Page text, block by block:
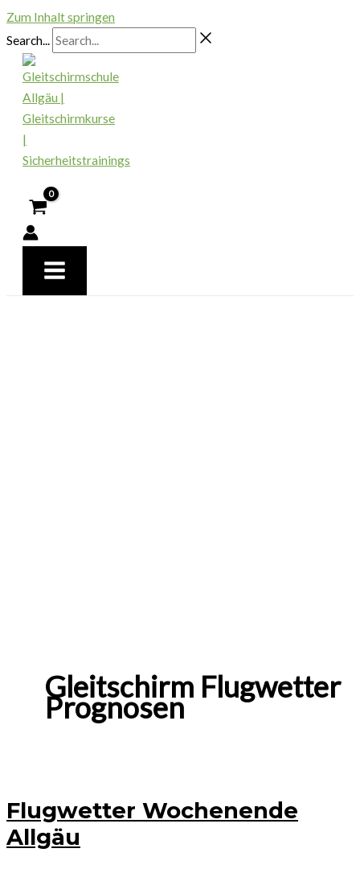
Zum Inhalt springen
Search...
Gleitschirm Flugwetter
Prognosen
Flugwetter Wochenende
Allgäu